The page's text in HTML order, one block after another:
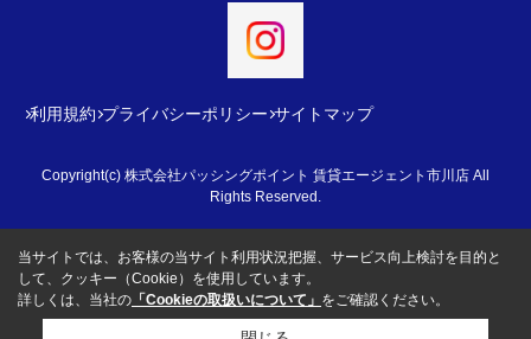
利用規約 プライバシーポリシー サイトマップ
Copyright(c) 株式会社パッシングポイント 賃貸エージェント市川店 All
Rights Reserved.
当サイトでは、お客様の当サイト利用状況把握、サービス向上検討を目的と
して、クッキー（Cookie）を使用しています。
詳しくは、当社の 「Cookieの取扱いについて」 をご確認ください。